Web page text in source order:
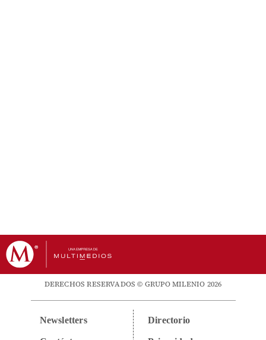
DERECHOS RESERVADOS © GRUPO MILENIO 2026
Newsletters Directorio